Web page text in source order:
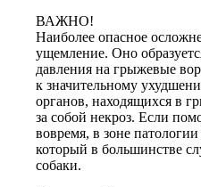
ВАЖНО!
Наиболее опасное
ущемление. Оно
давления на грыжевые
к значительному
органов, находящихся в
за собой некроз. Если
вовремя, в зоне
который в большинстве
собаки.